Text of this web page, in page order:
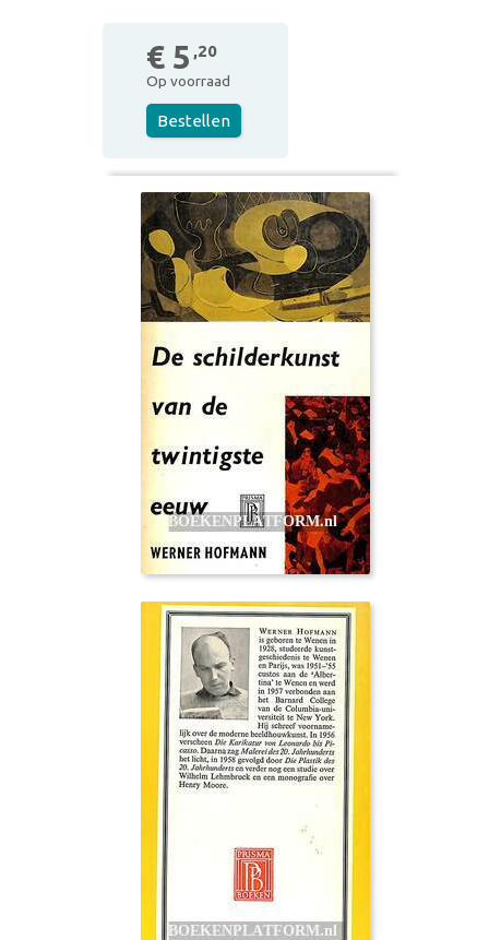
€ 5 ,20
Op voorraad
Bestellen